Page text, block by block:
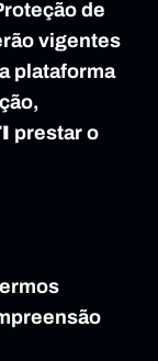
de
vigentes
plataforma
prestar o